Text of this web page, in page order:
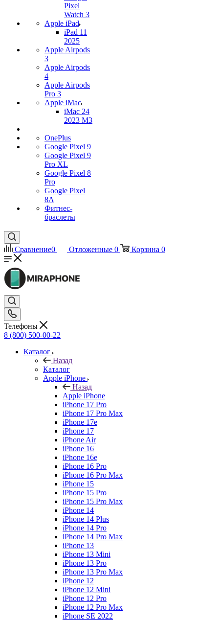
Pixel
Watch 3
Apple iPad
iPad 11
2025
Apple Airpods
3
Apple Airpods
4
Apple Airpods
Pro 3
Apple iMac
iMac 24
2023 M3
OnePlus
Google Pixel 9
Google Pixel 9
Pro XL
Google Pixel 8
Pro
Google Pixel
8A
Фитнес-
браслеты
Сравнение0 Отложенные 0 Корзина 0
Телефоны
8 (800) 500-00-22
Каталог
Назад
Каталог
Apple iPhone
Назад
Apple iPhone
iPhone 17 Pro
iPhone 17 Pro Max
iPhone 17e
iPhone 17
iPhone Air
iPhone 16
iPhone 16e
iPhone 16 Pro
iPhone 16 Pro Max
iPhone 15
iPhone 15 Pro
iPhone 15 Pro Max
iPhone 14
iPhone 14 Plus
iPhone 14 Pro
iPhone 14 Pro Max
iPhone 13
iPhone 13 Mini
iPhone 13 Pro
iPhone 13 Pro Max
iPhone 12
iPhone 12 Mini
iPhone 12 Pro
iPhone 12 Pro Max
iPhone SE 2022